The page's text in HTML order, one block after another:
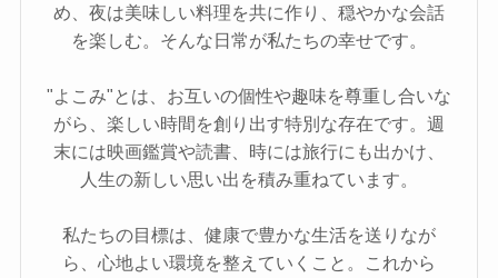
め、夜は美味しい料理を共に作り、穏やかな会話
を楽しむ。そんな日常が私たちの幸せです。
"よこみ"とは、お互いの個性や趣味を尊重し合いな
がら、楽しい時間を創り出す特別な存在です。週
末には映画鑑賞や読書、時には旅行にも出かけ、
人生の新しい思い出を積み重ねています。
私たちの目標は、健康で豊かな生活を送りなが
ら、心地よい環境を整えていくこと。これから